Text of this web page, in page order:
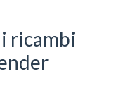
ricambi